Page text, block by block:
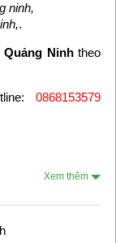
ninh,
.
Ninhtheo
0868153579
Xem thêm